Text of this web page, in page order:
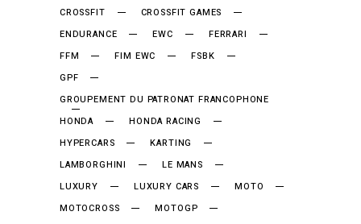
CROSSFIT
CROSSFIT GAMES
ENDURANCE
EWC
FERRARI
FFM
FIM EWC
FSBK
GPF
GROUPEMENT DU PATRONAT FRANCOPHONE
HONDA
HONDA RACING
HYPERCARS
KARTING
LAMBORGHINI
LE MANS
LUXURY
LUXURY CARS
MOTO
MOTOCROSS
MOTOGP